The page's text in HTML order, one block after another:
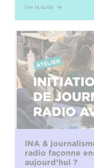
lire la suite
INA &
radio façonne
aujourd’hui ?